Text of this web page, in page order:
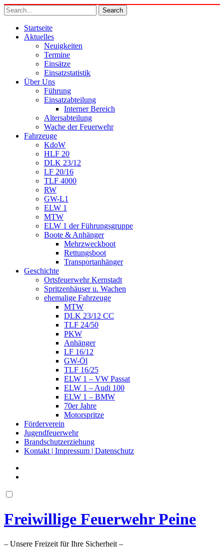
Startseite
Aktuelles
Neuigkeiten
Termine
Einsätze
Einsatzstatistik
Über Uns
Führung
Einsatzabteilung
Interner Bereich
Altersabteilung
Wache der Feuerwehr
Fahrzeuge
KdoW
HLF 20
DLK 23/12
LF 20/16
TLF 4000
RW
GW-L1
ELW 1
MTW
ELW 1 der Führungsgruppe
Boote & Anhänger
Mehrzweckboot
Rettungsboot
Transportanhänger
Geschichte
Ortsfeuerwehr Kernstadt
Spritzenhäuser u. Wachen
ehemalige Fahrzeuge
MTW
DLK 23/12 CC
TLF 24/50
PKW
Anhänger
LF 16/12
GW-Öl
TLF 16/25
ELW 1 – VW Passat
ELW 1 – Audi 100
ELW 1 – BMW
70er Jahre
Motorspritze
Förderverein
Jugendfeuerwehr
Brandschutzerziehung
Kontakt | Impressum | Datenschutz
Freiwillige Feuerwehr Peine
– Unsere Freizeit für Ihre Sicherheit –